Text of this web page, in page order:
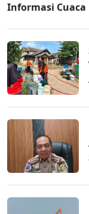
Informasi Cuaca